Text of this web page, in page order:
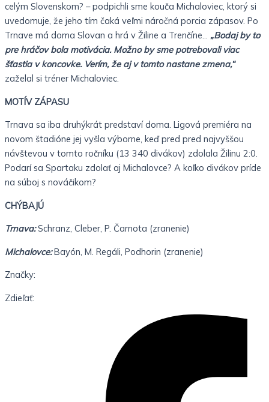
celým Slovenskom? – podpichli sme kouča Michaloviec, ktorý si
uvedomuje, že jeho tím čaká veľmi náročná porcia zápasov. Po
Trnave má doma Slovan a hrá v Žiline a Trenčíne… „Bodaj by to
pre hráčov bola motivácia. Možno by sme potrebovali viac
šťastia v koncovke. Verím, že aj v tomto nastane zmena,“
zaželal si tréner Michaloviec.
MOTÍV ZÁPASU
Trnava sa iba druhýkrát predstaví doma. Ligová premiéra na
novom štadióne jej vyšla výborne, keď pred pred najvyššou
návštevou v tomto ročníku (13 340 divákov) zdolala Žilinu 2:0.
Podarí sa Spartaku zdolať aj Michalovce? A koľko divákov príde
na súboj s nováčikom?
CHÝBAJÚ
Trnava:Schranz, Cleber, P. Čarnota (zranenie)
Michalovce:Bayón, M. Regáli, Podhorin (zranenie)
Značky:
Zdieľať: